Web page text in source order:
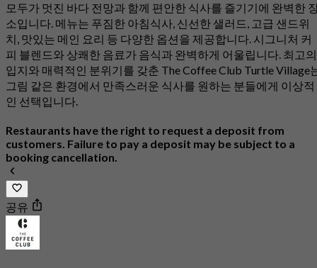
모두가 멋진 바다 전망과 함께 편안한 식사를 즐기기에 완벽한
소입니다. 메뉴는 푸짐한 아침식사, 신선한 샐러드, 고급 샌드위
치, 맛있는 메인 요리 등 다양한 옵션을 제공합니다. 시그니처 커
피 블렌드와 상쾌한 음료가 음식과 완벽하게 어울립니다. 최고의
입지와 매력적인 분위기를 갖춘 The Coffee Club Turtle Village
그림 같은 환경에서 만족스러운 식사를 원하는 분들에게 이상적
인 선택입니다.
Restaurants have the right to request a deposit from
customers. Failure to pay a deposit may be subject to a
booking cancellation.
공유